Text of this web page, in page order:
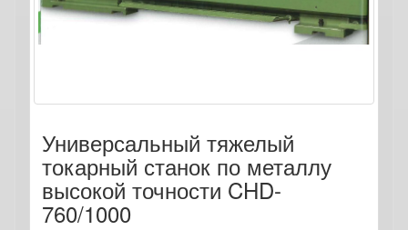
Универсальный тяжелый
токарный станок по металлу
высокой точности CHD-
760/1000